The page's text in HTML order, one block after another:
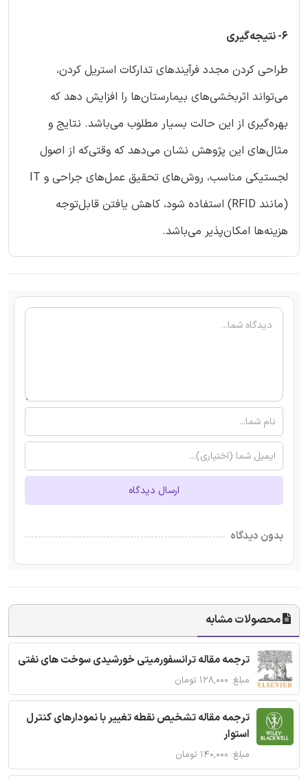
6- نتیجه‌گیری
طراحی کردن مجدد فرآیندهای تدارکات استریل کردن،
می‌تواند اثربخشی‌های بیمارستان‌ها را افزایش دهد که
بهره‌گیری از این حالت بسیار مطلوب می‌باشد. نتایج و
مثال‌های این پژوهش نشان می‌دهد که وقتی‌که از اصول
لجستیکی مناسب، روش‌های تحقیق عمل‌های جراحی و IT
(مانند RFID) استفاده شود، کاهش یافتن قابل‌توجه
هزینه‌ها امکان‌پذیر می‌باشد.
ارسال دیدگاه
بدون دیدگاه
محصولات مشابه
ترجمه مقاله ترانسفورمیتی خورشیدی سوخت های نفتی
مبلغ: ۱۲۸,۰۰۰ تومان
ترجمه مقاله تشخیص نقطه تغییر با نمودارهای کنترل
استوار
مبلغ: ۱۴۰,۰۰۰ تومان